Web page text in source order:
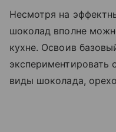
Несмотря на
шоколад вполне
кухне. Освоив
экспериментировать
виды шоколада,